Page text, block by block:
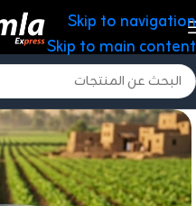
Skip to navigation
Skip to main content